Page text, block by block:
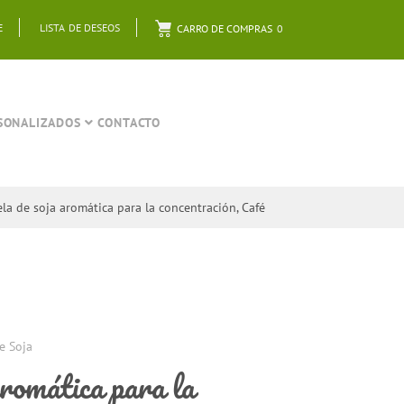
LISTA DE DESEOS CARRO DE COMPRAS 0
CONTACTO
de soja aromática para la concentración, Café
Soja
para la